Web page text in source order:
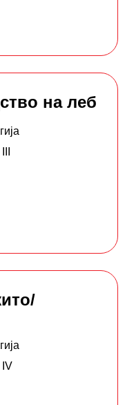
на леб
IV